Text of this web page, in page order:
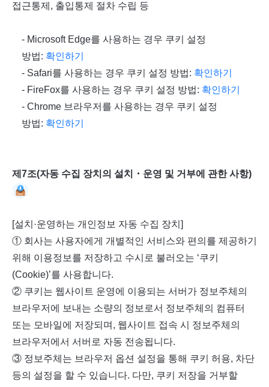
접근통제, 출입통제 절차 수립 등
- Microsoft Edge를 사용하는 경우 쿠키 설정
방법: 확인하기
- Safari를 사용하는 경우 쿠키 설정 방법: 확인하기
- FireFox를 사용하는 경우 쿠키 설정 방법: 확인하기
- Chrome 브라우저를 사용하는 경우 쿠키 설정
방법: 확인하기
제7조(자동 수집 장치의 설치・운영 및 거부에 관한 사항)
[설치·운영하는 개인정보 자동 수집 장치]
① 회사는 사용자에게 개별적인 서비스와 편의를 제공하기
위해 이용정보를 저장하고 수시로 불러오는 ‘쿠키
(Cookie)’를 사용합니다.
② 쿠키는 웹사이트 운영에 이용되는 서버가 정보주체의
브라우저에 보내는 소량의 정보로서 정보주체의 컴퓨터
또는 모바일에 저장되며, 웹사이트 접속 시 정보주체의
브라우저에서 서버로 자동 전송됩니다.
③ 정보주체는 브라우저 옵션 설정을 통해 쿠키 허용, 차단
등의 설정을 할 수 있습니다. 다만, 쿠키 저장을 거부할